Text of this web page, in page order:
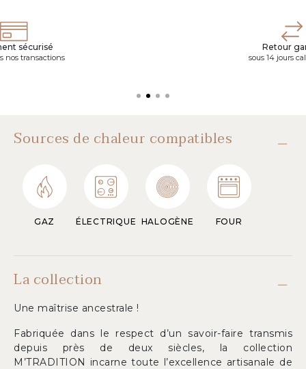
sécurisé
nos transactions
Retour
sous 14 jours
Sources de chaleur compatibles
GAZ ÉLECTRIQUE HALOGÈNE FOUR
La collection
Une maîtrise ancestrale !
Fabriquée dans le respect d’un savoir-faire transmis
depuis près de deux siècles, la collection
M’TRADITION incarne toute l’excellence artisanale de